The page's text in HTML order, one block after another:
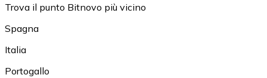
Trova il punto Bitnovo più vicino
Spagna
Italia
Portogallo